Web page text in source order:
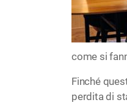
come si
Finché
perdita di